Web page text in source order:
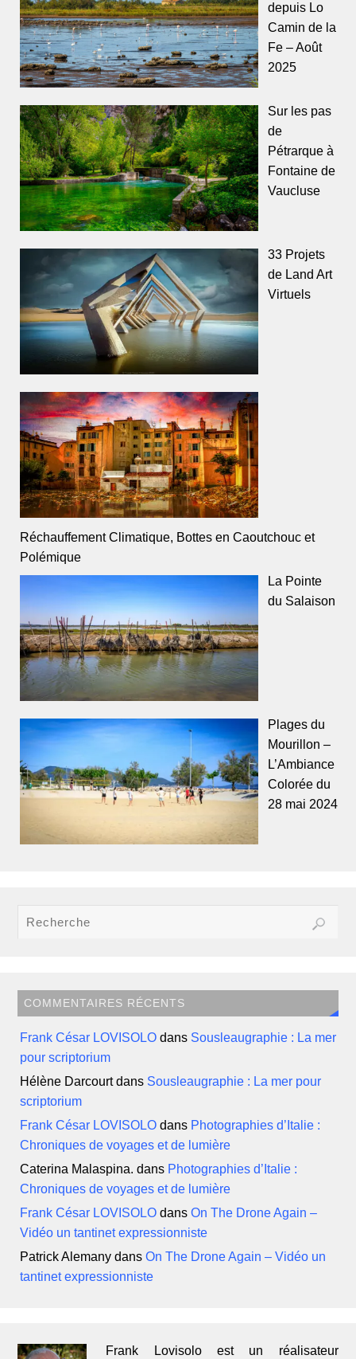
depuis Lo
Camin de la
Fe – Août
2025
Sur les pas
de
Pétrarque à
Fontaine de
Vaucluse
33 Projets
de Land Art
Virtuels
Réchauffement Climatique, Bottes en Caoutchouc et
Polémique
La Pointe
du Salaison
Plages du
Mourillon –
L’Ambiance
Colorée du
28 mai 2024
COMMENTAIRES RÉCENTS
Frank César LOVISOLO dans Sousleaugraphie : La mer
pour scriptorium
Hélène Darcourtdans Sousleaugraphie : La mer pour
scriptorium
Frank César LOVISOLO dans Photographies d’Italie :
Chroniques de voyages et de lumière
Caterina Malaspina. dans Photographies d’Italie :
Chroniques de voyages et de lumière
Frank César LOVISOLO dansOn The Drone Again –
Vidéo un tantinet expressionniste
Patrick Alemany dansOn The Drone Again – Vidéo un
tantinet expressionniste
Frank Lovisolo est un réalisateur